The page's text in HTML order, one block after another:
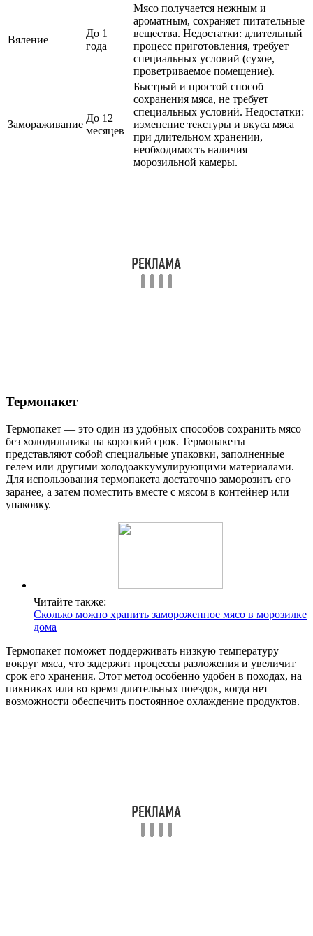
Вяление
До 1
года
Мясо получается нежным и
ароматным, сохраняет питательные
вещества. Недостатки: длительный
процесс приготовления, требует
специальных условий (сухое,
проветриваемое помещение).
Замораживание
До 12
месяцев
Быстрый и простой способ
сохранения мяса, не требует
специальных условий. Недостатки:
изменение текстуры и вкуса мяса
при длительном хранении,
необходимость наличия
морозильной камеры.
Термопакет
Термопакет — это один из удобных способов сохранить мясо
без холодильника на короткий срок. Термопакеты
представляют собой специальные упаковки, заполненные
гелем или другими холодоаккумулирующими материалами.
Для использования термопакета достаточно заморозить его
заранее, а затем поместить вместе с мясом в контейнер или
упаковку.
Читайте также:
Сколько можно хранить замороженное мясо в морозилке
дома
Термопакет поможет поддерживать низкую температуру
вокруг мяса, что задержит процессы разложения и увеличит
срок его хранения. Этот метод особенно удобен в походах, на
пикниках или во время длительных поездок, когда нет
возможности обеспечить постоянное охлаждение продуктов.